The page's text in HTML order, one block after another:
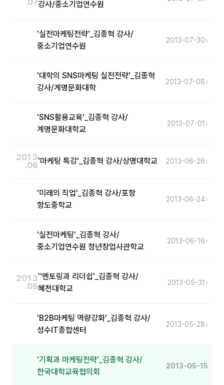
대면교육 후기
고객사 레퍼런스
AI툴
미팅·보고
재무·계약
용어사전
.07강사/중소기업연수원
'실전마케팅전략'_김종혁 강사/
중소기업연수원
2013-07-30›
'대학의 SNS마케팅 실전전략'_김종혁
강사/계명문화대학
2013-07-08›
'SNS활용교육'_김종혁 강사/
계명문화대학교
2013-07-01 ›
2013
.06'마케팅 특강'_김종혁 강사/상명대학교 2013-06-26›
'미래의 직업'_김종혁 강사/포항
항도중학교
2013-06-24›
'실전마케팅'_김종혁 강사/
중소기업연수원 청년창업사관학교
2013-06-16›
2013
.05
''멘토링과 리더쉽'_김종혁 강사/
혜천대학교
2013-05-31 ›
'B2B마케팅 역량강화'_김종혁 강사/
성수IT종합센터
2013-05-28›
'기획과 마케팅전략'_김종혁 강사/
한국대학교육협의회
2013-05-15